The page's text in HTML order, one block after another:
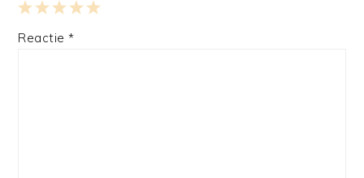
4
3
2
1
Reactie*